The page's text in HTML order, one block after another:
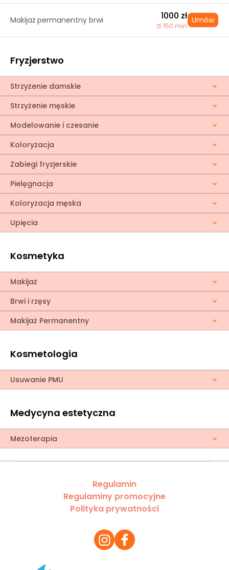
Makijaż permanentny brwi 1000 zł
150 min
Umów
Fryzjerstwo
Strzyżenie damskie
Strzyżenie męskie
Modelowanie i czesanie
Koloryzacja
Zabiegi fryzjerskie
Pielęgnacja
Koloryzacja męska
Upięcia
Kosmetyka
Makijaż
Brwi i rzęsy
Makijaż Permanentny
Kosmetologia
Usuwanie PMU
Medycyna estetyczna
Mezoterapia
Regulamin
Regulaminy promocyjne
Polityka prywatności